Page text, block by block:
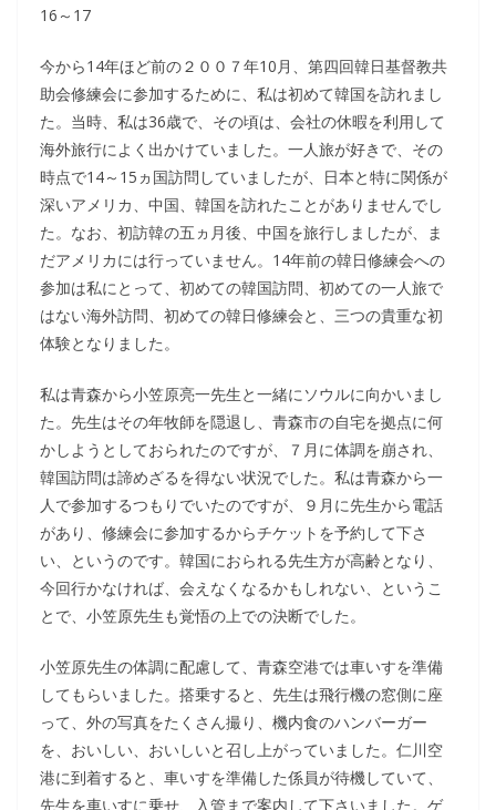
16～17
今から14年ほど前の２００７年10月、第四回韓日基督教共
助会修練会に参加するために、私は初めて韓国を訪れまし
た。当時、私は36歳で、その頃は、会社の休暇を利用して
海外旅行によく出かけていました。一人旅が好きで、その
時点で14～15ヵ国訪問していましたが、日本と特に関係が
深いアメリカ、中国、韓国を訪れたことがありませんでし
た。なお、初訪韓の五ヵ月後、中国を旅行しましたが、ま
だアメリカには行っていません。14年前の韓日修練会への
参加は私にとって、初めての韓国訪問、初めての一人旅で
はない海外訪問、初めての韓日修練会と、三つの貴重な初
体験となりました。
私は青森から小笠原亮一先生と一緒にソウルに向かいまし
た。先生はその年牧師を隠退し、青森市の自宅を拠点に何
かしようとしておられたのですが、７月に体調を崩され、
韓国訪問は諦めざるを得ない状況でした。私は青森から一
人で参加するつもりでいたのですが、９月に先生から電話
があり、修練会に参加するからチケットを予約して下さ
い、というのです。韓国におられる先生方が高齢となり、
今回行かなければ、会えなくなるかもしれない、というこ
とで、小笠原先生も覚悟の上での決断でした。
小笠原先生の体調に配慮して、青森空港では車いすを準備
してもらいました。搭乗すると、先生は飛行機の窓側に座
って、外の写真をたくさん撮り、機内食のハンバーガー
を、おいしい、おいしいと召し上がっていました。仁川空
港に到着すると、車いすを準備した係員が待機していて、
先生を車いすに乗せ、入管まで案内して下さいました。ゲ